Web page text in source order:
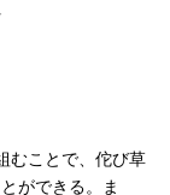
むことで、佗び草
ができる。ま